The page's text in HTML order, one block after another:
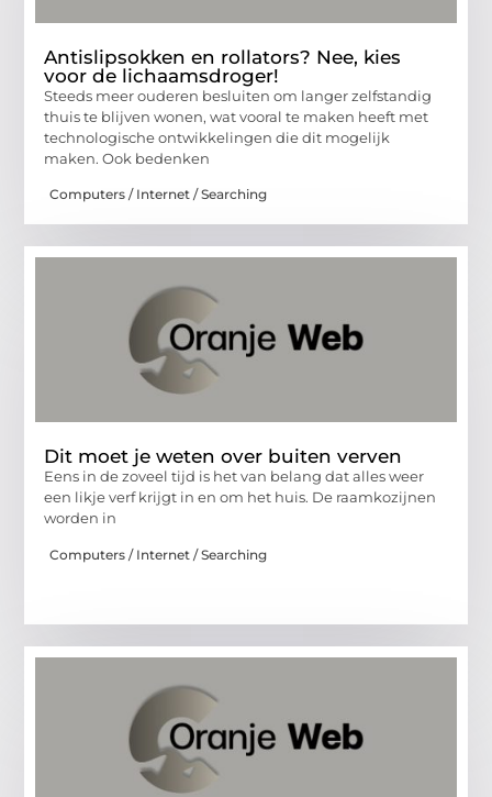
Antislipsokken en rollators? Nee, kies
voor de lichaamsdroger!
Steeds meer ouderen besluiten om langer zelfstandig
thuis te blijven wonen, wat vooral te maken heeft met
technologische ontwikkelingen die dit mogelijk
maken. Ook bedenken
Computers / Internet / Searching
Dit moet je weten over buiten verven
Eens in de zoveel tijd is het van belang dat alles weer
een likje verf krijgt in en om het huis. De raamkozijnen
worden in
Computers / Internet / Searching